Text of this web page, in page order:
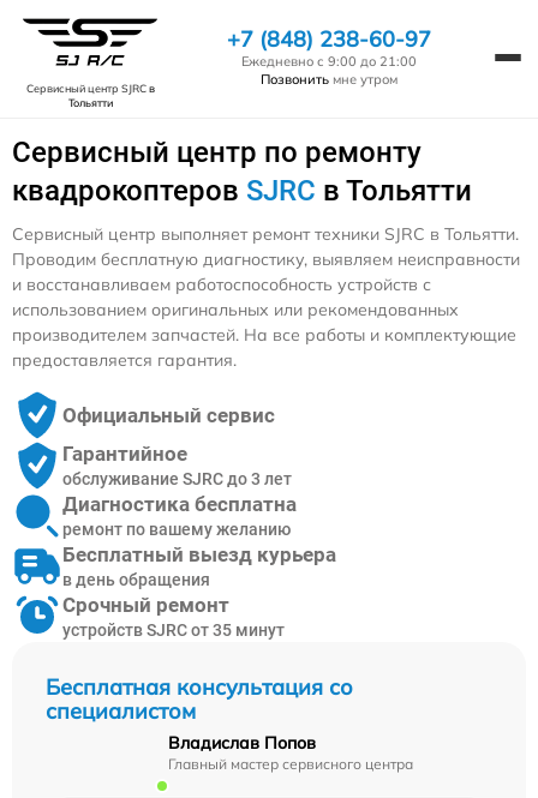
Сервисный центр SJRCв
Тольятти
+7 (848) 238-60-97
Ежедневно с 9:00 до 21:00
Позвонить мне утром
Сервисный центр по ремонту
квадрокоптеров SJRC в Тольятти
Бесплатная консультация со
специалистом
Владислав Попов
Главный мастер сервисного центра
Сервисный центр выполняет ремонт техники SJRC в Тольятти.
Проводим бесплатную диагностику, выявляем неисправности
и восстанавливаем работоспособность устройств с
использованием оригинальных или рекомендованных
производителем запчастей. На все работы и комплектующие
предоставляется гарантия.
Официальный сервис
Гарантийное
обслуживание SJRC до 3 лет
Диагностика бесплатна
ремонт по вашему желанию
Бесплатный выезд курьера
в день обращения
Срочный ремонт
устройств SJRC от 35 минут